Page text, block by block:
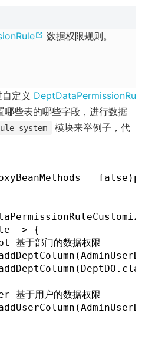
(
n
s
n
w
o
w
)
数据权限规则。
定义 DeptDataPermissionRu
哪些表的哪些字段，进行数据
system
模块来举例子，代
=
-> {
门的数据权限
户的数据权限